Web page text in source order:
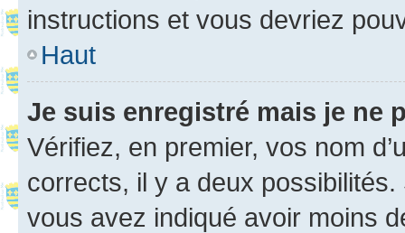
instructions et vous devriez
Haut
Je suis enregistré mais je ne
Vérifiez, en premier, vos nom
corrects, il y a deux
vous avez indiqué avoir moins